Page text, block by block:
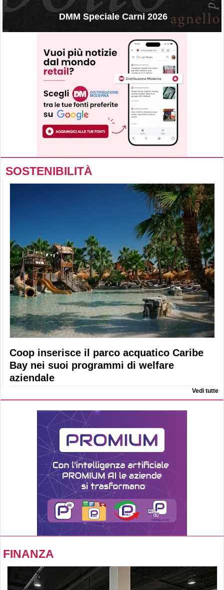
DMM Speciale Carni 2026
SOSTENIBILITÀ
Coop inserisce il parco acquatico Caribe
Bay nei suoi programmi di welfare
aziendale
Vedi tutte
FINANZA